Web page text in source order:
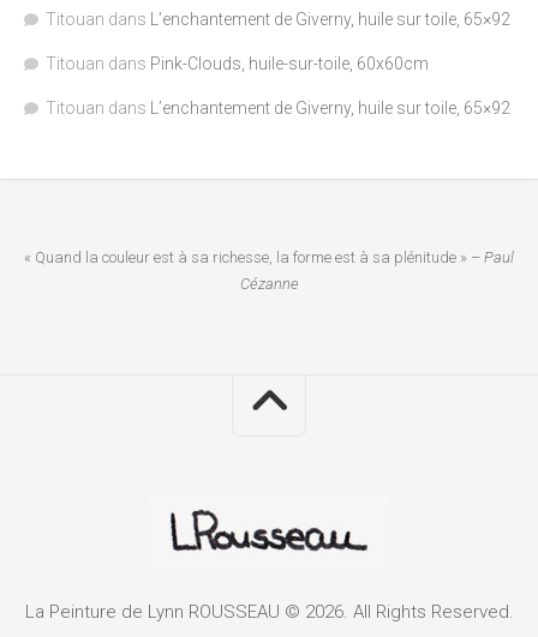
Titouan dans L’enchantement de Giverny, huile sur toile, 65×92
Titouan dans Pink-Clouds, huile-sur-toile, 60x60cm
Titouan dans L’enchantement de Giverny, huile sur toile, 65×92
« Quand la couleur est à sa richesse, la forme est à sa plénitude » – Paul
Cézanne
La Peinture de Lynn ROUSSEAU © 2026. All Rights Reserved.